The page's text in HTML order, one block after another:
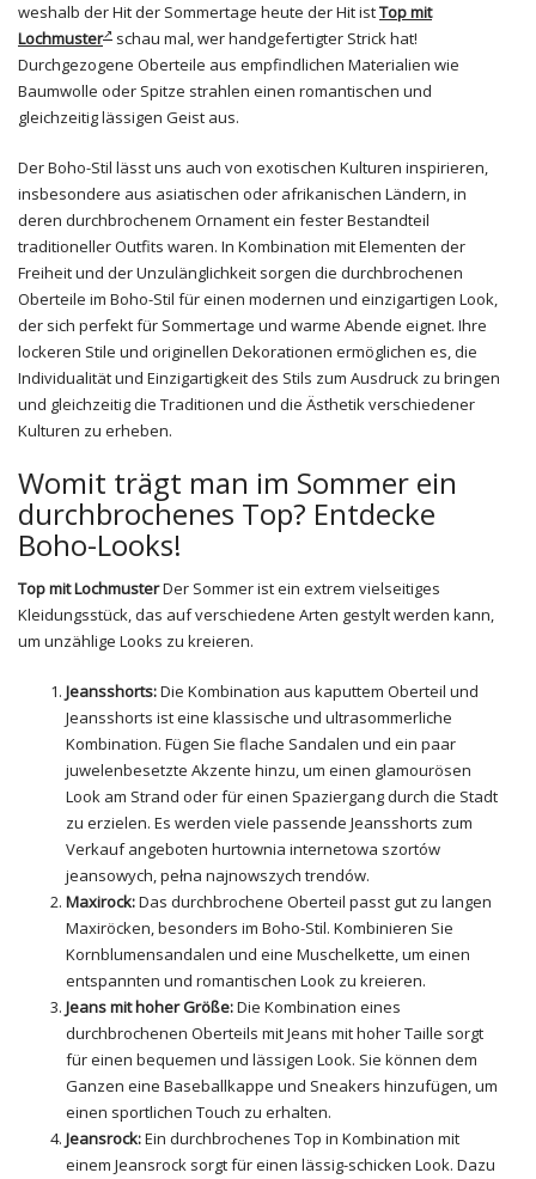
weshalb der Hit der Sommertage heute der Hit istTop mit
Lochmuster
schau mal, wer handgefertigter Strick hat!
Durchgezogene Oberteile aus empfindlichen Materialien wie
Baumwolle oder Spitze strahlen einen romantischen und
gleichzeitig lässigen Geist aus.
Der Boho-Stil lässt uns auch von exotischen Kulturen inspirieren,
insbesondere aus asiatischen oder afrikanischen Ländern, in
deren durchbrochenem Ornament ein fester Bestandteil
traditioneller Outfits waren. In Kombination mit Elementen der
Freiheit und der Unzulänglichkeit sorgen die durchbrochenen
Oberteile im Boho-Stil für einen modernen und einzigartigen Look,
der sich perfekt für Sommertage und warme Abende eignet. Ihre
lockeren Stile und originellen Dekorationen ermöglichen es, die
Individualität und Einzigartigkeit des Stils zum Ausdruck zu bringen
und gleichzeitig die Traditionen und die Ästhetik verschiedener
Kulturen zu erheben.
Womit trägt man im Sommer ein
durchbrochenes Top? Entdecke
Boho-Looks!
Top mit LochmusterDer Sommer ist ein extrem vielseitiges
Kleidungsstück, das auf verschiedene Arten gestylt werden kann,
um unzählige Looks zu kreieren.
Jeansshorts:Die Kombination aus kaputtem Oberteil und
Jeansshorts ist eine klassische und ultrasommerliche
Kombination. Fügen Sie flache Sandalen und ein paar
juwelenbesetzte Akzente hinzu, um einen glamourösen
Look am Strand oder für einen Spaziergang durch die Stadt
zu erzielen. Es werden viele passende Jeansshorts zum
Verkauf angeboten hurtownia internetowa szortów
jeansowych, pełna najnowszych trendów.
Maxirock:Das durchbrochene Oberteil passt gut zu langen
Maxiröcken, besonders im Boho-Stil. Kombinieren Sie
Kornblumensandalen und eine Muschelkette, um einen
entspannten und romantischen Look zu kreieren.
Jeansmit hoher Größe:Die Kombination eines
durchbrochenen Oberteils mit Jeans mit hoher Taille sorgt
für einen bequemen und lässigen Look. Sie können dem
Ganzen eine Baseballkappe und Sneakers hinzufügen, um
einen sportlichen Touch zu erhalten.
Jeansrock:Ein durchbrochenes Top in Kombination mit
einem Jeansrock sorgt für einen lässig-schicken Look. Dazu